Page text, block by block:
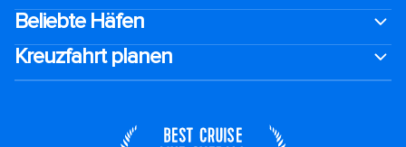
Beliebte Häfen
Kreuzfahrt planen